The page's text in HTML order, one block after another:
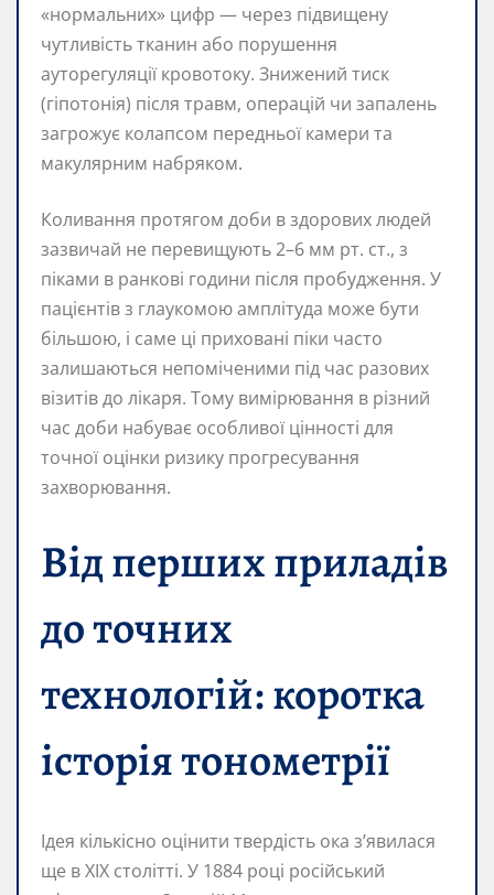
«нормальних» цифр — через підвищену
чутливість тканин або порушення
ауторегуляції кровотоку. Знижений тиск
(гіпотонія) після травм, операцій чи запалень
загрожує колапсом передньої камери та
макулярним набряком.
Коливання протягом доби в здорових людей
зазвичай не перевищують 2–6 мм рт. ст., з
піками в ранкові години після пробудження. У
пацієнтів з глаукомою амплітуда може бути
більшою, і саме ці приховані піки часто
залишаються непоміченими під час разових
візитів до лікаря. Тому вимірювання в різний
час доби набуває особливої цінності для
точної оцінки ризику прогресування
захворювання.
Від перших приладів
до точних
технологій: коротка
історія тонометрії
Ідея кількісно оцінити твердість ока з’явилася
ще в XIX столітті. У 1884 році російський